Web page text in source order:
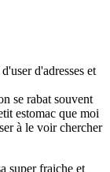
d'adresses et
se rabat souvent
estomac que moi
à le voir chercher
super fraiche et